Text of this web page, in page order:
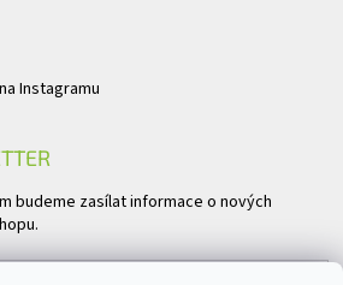
Instagramu
budeme zasílat informace o nových